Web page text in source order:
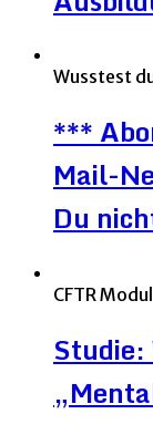
Wusstest
***
Mail-
Du
CFTR